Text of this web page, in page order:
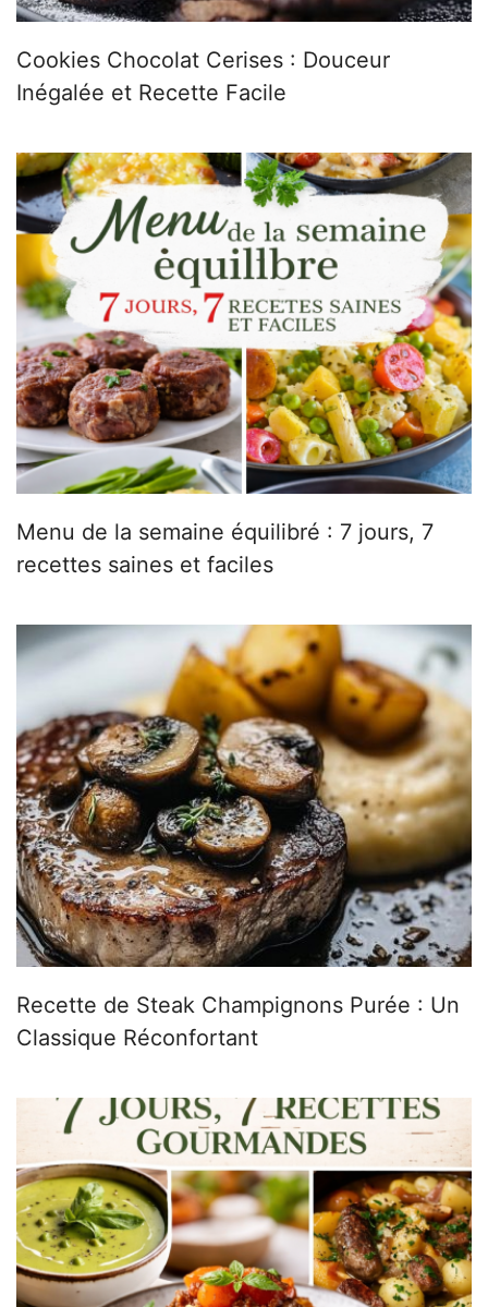
Cookies Chocolat Cerises : Douceur
Inégalée et Recette Facile
Menu de la semaine équilibré : 7 jours, 7
recettes saines et faciles
Recette de Steak Champignons Purée : Un
Classique Réconfortant